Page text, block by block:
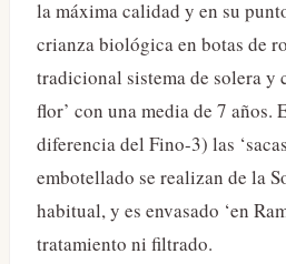
la máxima calidad y en su
crianza biológica en botas de
tradicional sistema de solera y
flor’ con una media de 7 años.
diferencia del Fino-3) las
embotellado se realizan de la
habitual, y es envasado ‘en
tratamiento ni filtrado.